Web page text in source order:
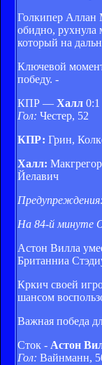
Голкипер Аллан
обидно,
который на
Ключевой
победу. -
КПР — Халл 0:1
Гол: Честер, 52
КПР: Грин,
Халл:
Йелавич
Предупреждения:
На 84-й минуте
Астон Вилла
Британниа
Кркич своей
шансом
Важная победа
Сток - Астон
Гол: Вайнманн,